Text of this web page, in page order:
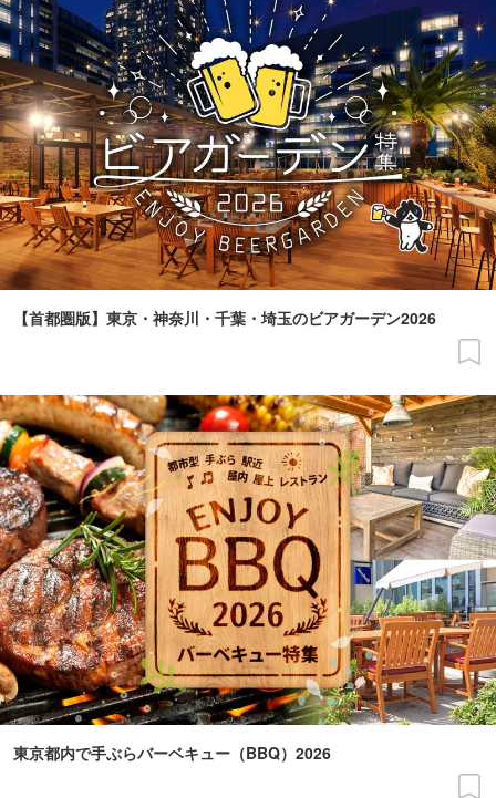
【首都圏版】東京・神奈川・千葉・埼玉のビアガーデン2026
東京都内で手ぶらバーベキュー（BBQ）2026